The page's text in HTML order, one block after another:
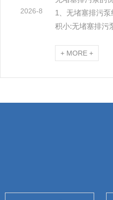
2026-8
1、无堵塞排污
积小:无堵塞排污
+ MORE +